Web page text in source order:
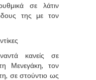
σε λάτιν
της με τον
κανείς σε
Μενεγάκη, τον
σε στούντιο ως